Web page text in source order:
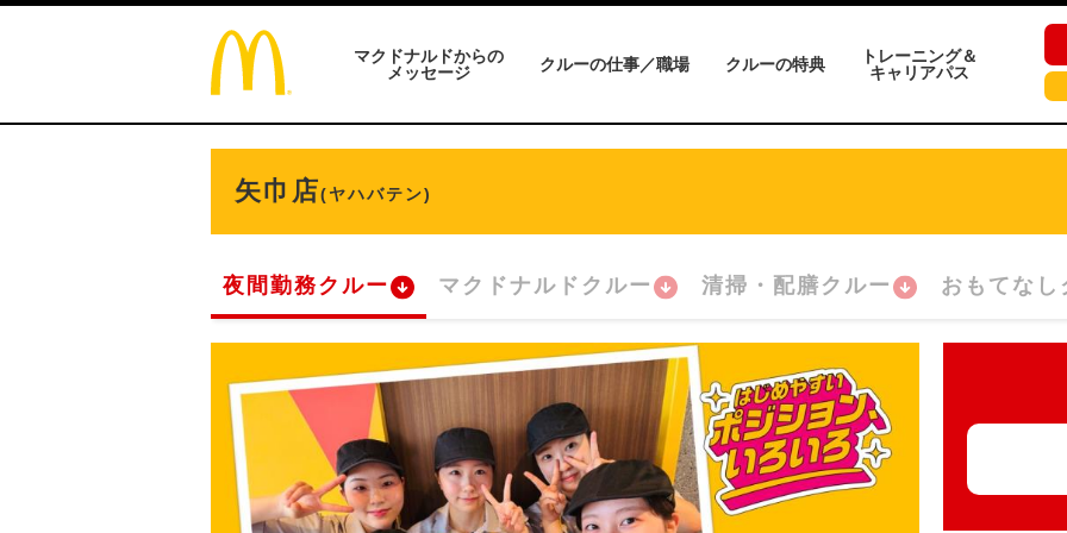
マクドナルドからの
メッセージ
クルーの仕事／職場 クルーの特典
トレーニング＆
キャリアパス
矢巾店(ヤハバテン)
夜間勤務クルー マクドナルドクルー 清掃・配膳クルー おもてなし